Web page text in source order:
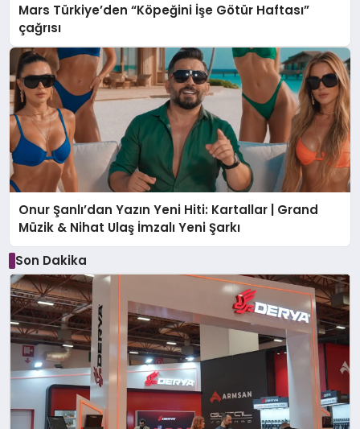
Mars Türkiye’den “Köpeğini İşe Götür Haftası”
çağrısı
Onur Şanlı’dan Yazın Yeni Hiti: Kartallar | Grand
Müzik & Nihat Ulaş İmzalı Yeni Şarkı
Son Dakika